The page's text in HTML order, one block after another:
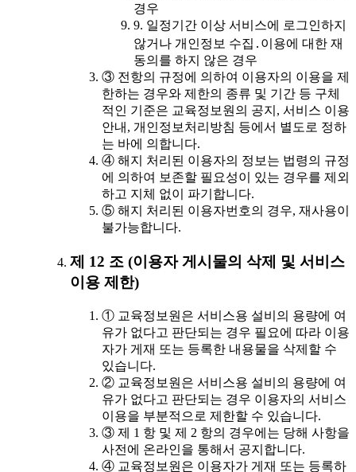
경우
9. 일정기간 이상 서비스에 로그인하지
않거나 개인정보 수집․이용에 대한 재
동의를 하지 않은 경우
③ 전항의 규정에 의하여 이용자의 이용을 제
한하는 경우와 제한의 종류 및 기간 등 구체
적인 기준은 교육정보원의 공지, 서비스 이용
안내, 개인정보처리방침 등에서 별도로 정하
는 바에 의합니다.
④ 해지 처리된 이용자의 정보는 법령의 규정
에 의하여 보존할 필요성이 있는 경우를 제외
하고 지체 없이 파기합니다.
⑤ 해지 처리된 이용자번호의 경우, 재사용이
불가능합니다.
제 12 조 (이용자 게시물의 삭제 및 서비스
이용 제한)
① 교육정보원은 서비스용 설비의 용량에 여
유가 없다고 판단되는 경우 필요에 따라 이용
자가 게재 또는 등록한 내용물을 삭제할 수
있습니다.
② 교육정보원은 서비스용 설비의 용량에 여
유가 없다고 판단되는 경우 이용자의 서비스
이용을 부분적으로 제한할 수 있습니다.
③ 제 1 항 및 제 2 항의 경우에는 당해 사항을
사전에 온라인을 통해서 공지합니다.
④ 교육정보원은 이용자가 게재 또는 등록하